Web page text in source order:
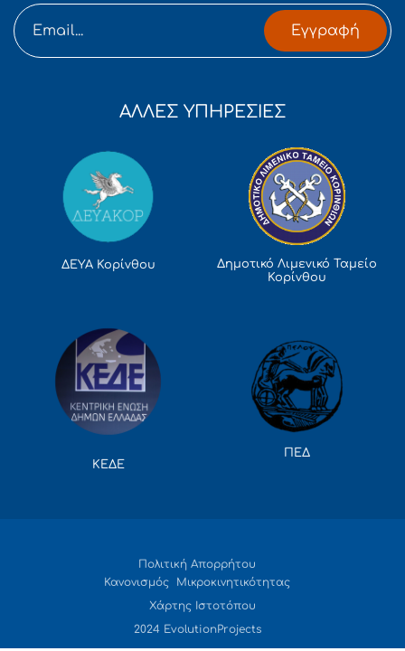
Εγγραφή
ΑΛΛΕΣ ΥΠΗΡΕΣΙΕΣ
ΔΕΥΑ Κορίνθου
Δημοτικό Λιμενικό Ταμείο
Κορίνθου
ΚΕΔΕ
ΠΕΔ
Πολιτική Απορρήτου
Κανονισμός Μικροκινητικότητας
Χάρτης Ιστοτόπου
2024 EvolutionProjects